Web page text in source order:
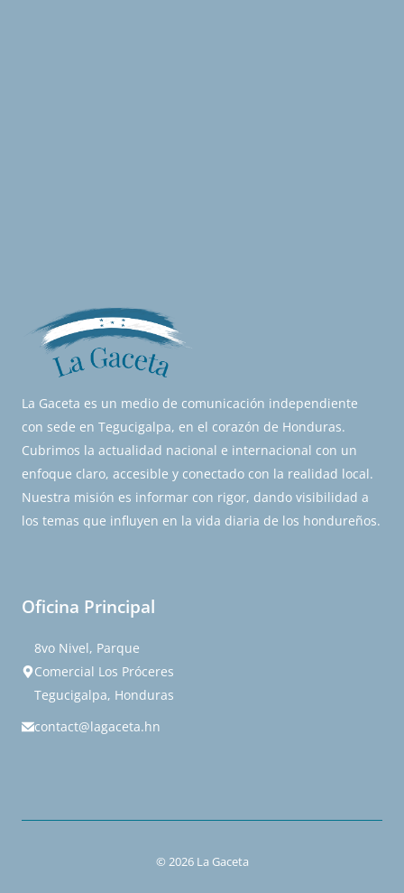
La Gaceta es un medio de comunicación independiente
con sede en Tegucigalpa, en el corazón de Honduras.
Cubrimos la actualidad nacional e internacional con un
enfoque claro, accesible y conectado con la realidad local.
Nuestra misión es informar con rigor, dando visibilidad a
los temas que influyen en la vida diaria de los hondureños.
Oficina Principal
8vo Nivel, Parque
Comercial Los Próceres
Tegucigalpa, Honduras
contact@lagaceta.hn
© 2026 La Gaceta